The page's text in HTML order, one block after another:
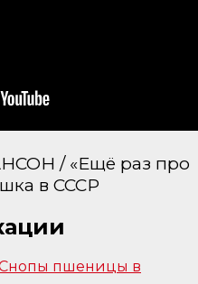
/ «Ещё раз про
в СССР